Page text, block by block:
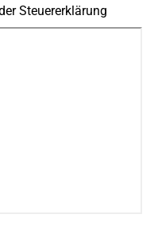
Steuererklärung